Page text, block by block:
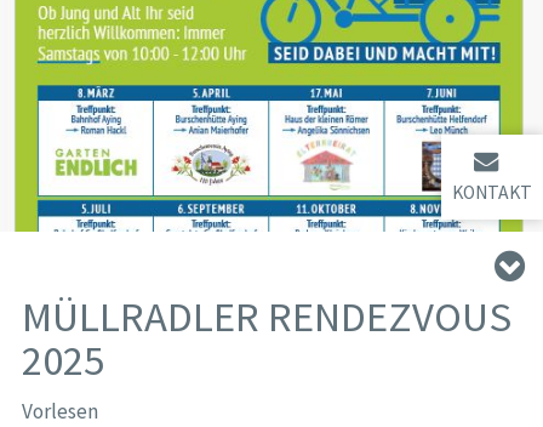
KONTAKT
MÜLLRADLER RENDEZVOUS
2025
Vorlesen